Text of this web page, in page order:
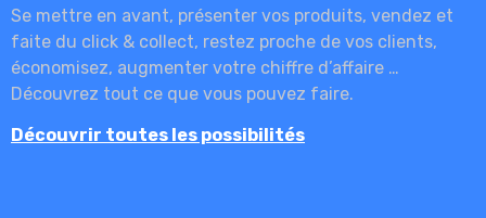
Se mettre en avant, présenter vos produits, vendez et
faite du click & collect, restez proche de vos clients,
économisez, augmenter votre chiffre d’affaire …
Découvrez tout ce que vous pouvez faire.
Découvrir toutes les possibilités